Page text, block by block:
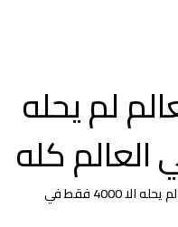
لم يحله
اصعب لغز في العالم لم يحله الا 4000 فقط في